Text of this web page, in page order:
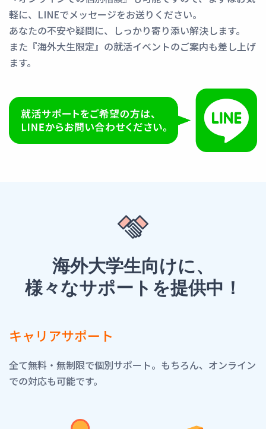
軽に、LINEでメッセージをお送りください。
あなたの不安や疑問に、しっかり寄り添い解決します。
また『海外大生限定』の就活イベントのご案内も差し上げ
ます。
海外大学生向けに、
様々なサポートを提供中！
キャリアサポート
全て無料・無制限で個別サポート。もちろん、オンライン
での対応も可能です。